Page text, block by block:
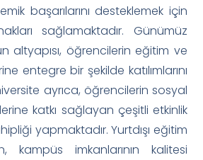
başarılarını desteklemek için
sağlamaktadır. Günümüz
altyapısı, öğrencilerin eğitim ve
entegre bir şekilde katılımlarını
ayrıca, öğrencilerin sosyal
katkı sağlayan çeşitli etkinlik
yapmaktadır. Yurtdışı eğitim
kampüs imkanlarının kalitesi